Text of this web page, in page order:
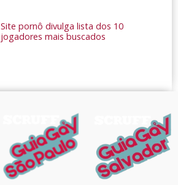
Site pornô divulga lista dos 10
jogadores mais buscados